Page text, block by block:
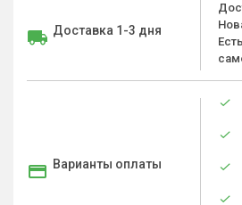
Доставка 1-3 дня
Варианты оплаты